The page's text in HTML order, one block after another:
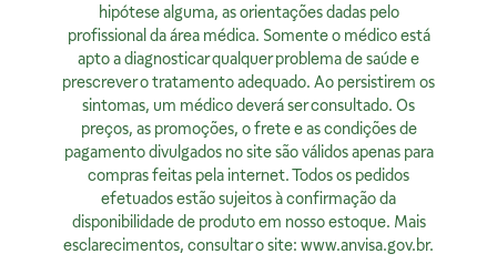
Rodrigo Costa
dpo@4bio.com.br
Institucional
Quem Somos
Privacidade
355030801-477-000962-1-0
AFE:7.16539-7
FARMACÊUTICA RESPONSÁVEL:
Renata de Sousa Cerqueira
63200
Horário de Atendimento:
Segunda à sexta, exceto feriados, das 08h00 às 20h00
Ver no Mapa
07.015.691/0008-12
Licença Sanitária Nº:00523.3/2025
0888921250
FARMACÊUTICA RESPONSÁVEL:
Diogo Amaro da Silva Santos
CRF/PE:14237
Horário de Atendimento:
Segunda à sexta, exceto feriados, das 9h00 às 18h00.
Ver no Mapa
hipótese alguma, as orientações dadas pelo
profissional da área médica. Somente o médico está
apto a diagnosticar qualquer problema de saúde e
prescrever o tratamento adequado. Ao persistirem os
sintomas, um médico deverá ser consultado. Os
preços, as promoções, o frete e as condições de
pagamento divulgados no site são válidos apenas para
compras feitas pela internet. Todos os pedidos
efetuados estão sujeitos à confirmação da
disponibilidade de produto em nosso estoque. Mais
esclarecimentos, consultar o site: www.anvisa.gov.br.